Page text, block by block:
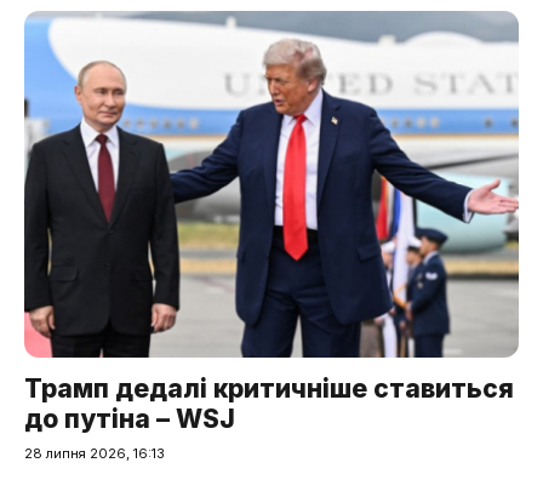
Трамп дедалі критичніше ставиться
до путіна – WSJ
28 липня 2026, 16:13